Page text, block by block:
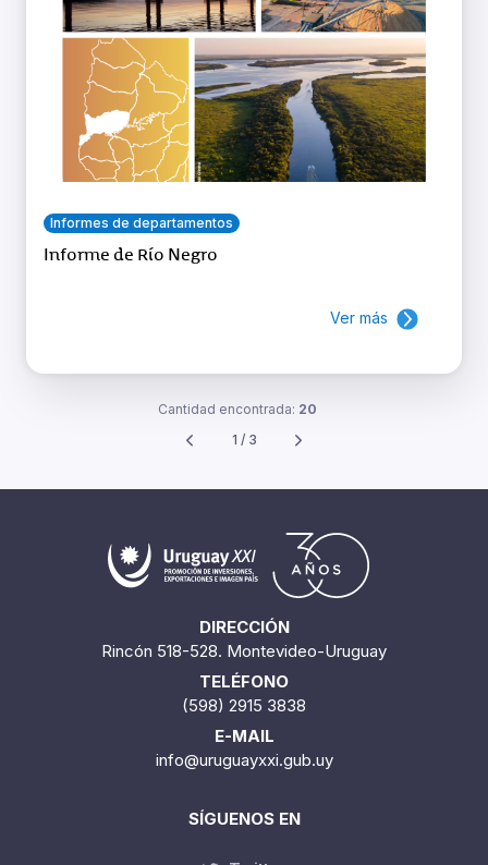
Informes de departamentos
Informe de Río Negro
Ver más
Cantidad encontrada: 20
1 / 3
DIRECCIÓN
Rincón 518-528. Montevideo-Uruguay
TELÉFONO
(598) 2915 3838
E-MAIL
info@uruguayxxi.gub.uy
SÍGUENOS EN